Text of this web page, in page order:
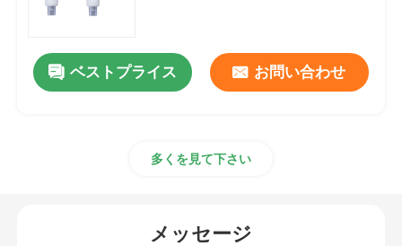
二重内腔の気管支管
ベストプライス お問い合わせ
多くを見て下さい
メッセージ